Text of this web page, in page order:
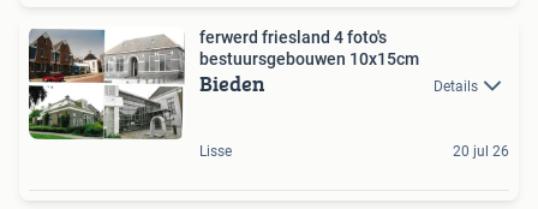
ferwerd friesland 4 foto's
bestuursgebouwen 10x15cm
Bieden Details
Lisse 20 jul 26